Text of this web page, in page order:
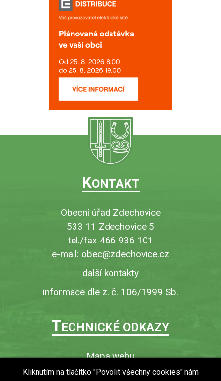
KONTAKT
Obecní úřad Zdechovice
533 11 Zdechovice 5
tel./fax 466 936 101
e-mail: obec@zdechovice.cz
další kontakty
informace dle z. č. 106/1999 Sb.
TECHNICKÉ ODKAZY
Mapa webu
O webu
Kliknutím na tlačítko "Povolit všechny cookies" nám